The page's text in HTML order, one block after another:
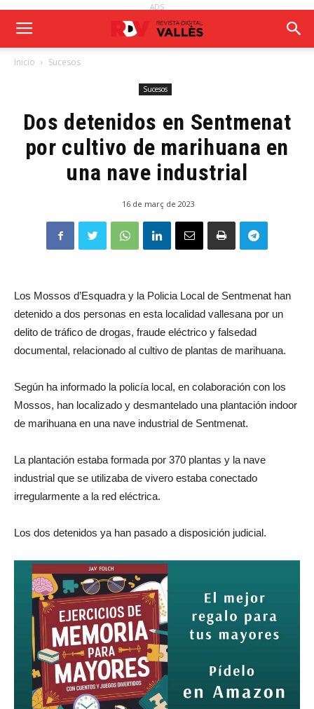
ADS
Inicio Sucesos
Sucesos
Dos detenidos en Sentmenat
por cultivo de marihuana en
una nave industrial
16 de març de 2023
Los Mossos d’Esquadra y la Policia Local de Sentmenat han
detenido a dos personas en esta localidad vallesana por un
delito de tráfico de drogas, fraude eléctrico y falsedad
documental, relacionado al cultivo de plantas de marihuana.
Según ha informado la policía local, en colaboración con los
Mossos, han localizado y desmantelado una plantación indoor
de marihuana en una nave industrial de Sentmenat.
La plantación estaba formada por 370 plantas y la nave
industrial que se utilizaba de vivero estaba conectado
irregularmente a la red eléctrica.
Los dos detenidos ya han pasado a disposición judicial.